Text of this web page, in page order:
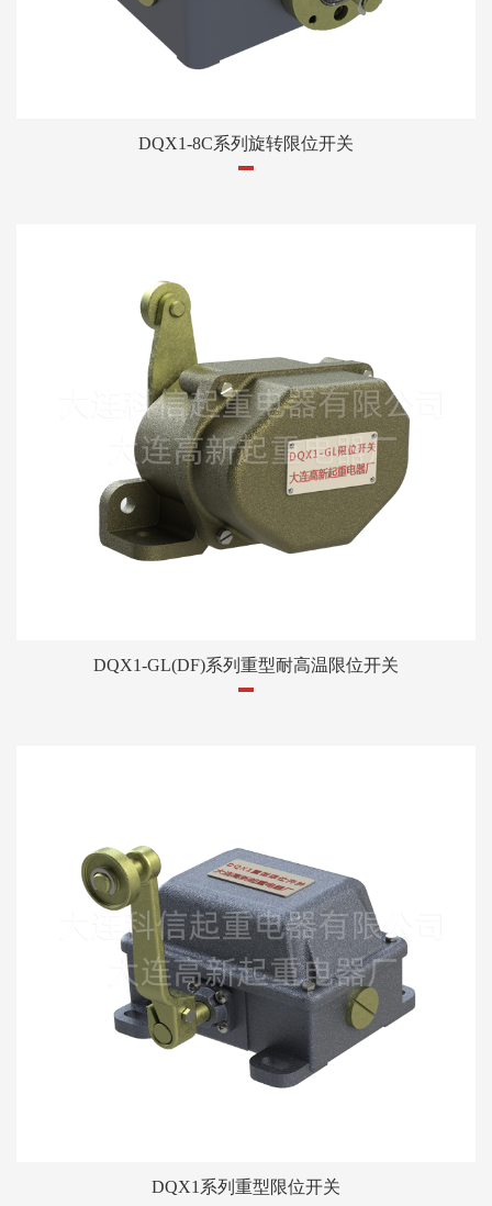
DQX1-8C系列旋转限位开关
DQX1-GL(DF)系列重型耐高温限位开关
DQX1系列重型限位开关